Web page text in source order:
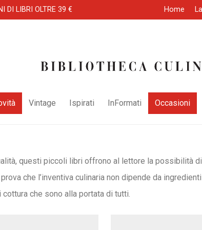
DI LIBRI OLTRE 39 € Home
Vintage Ispirati InFormati Occasioni
questi piccoli libri offrono al lettore la possibilità
che l’inventiva culinaria non dipende da
che sono alla portata di tutti.